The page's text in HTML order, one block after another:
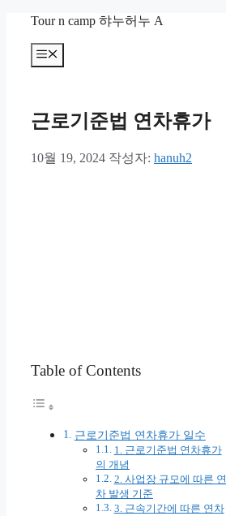
Tour n camp 햐누허누 A
메
뉴
근로기준법 연차휴가
10월 19, 2024 작성자: hanuh2
Table of Contents
근로기준법 연차휴가 일수
1. 근로기준법 연차휴가
의 개념
2. 사업장 규모에 따른 연
차 발생 기준
3. 근속기간에 따른 연차